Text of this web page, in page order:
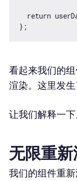
return
看起来我们的
渲染。这里发生
让我们解释一下
无限重
我们的组件重